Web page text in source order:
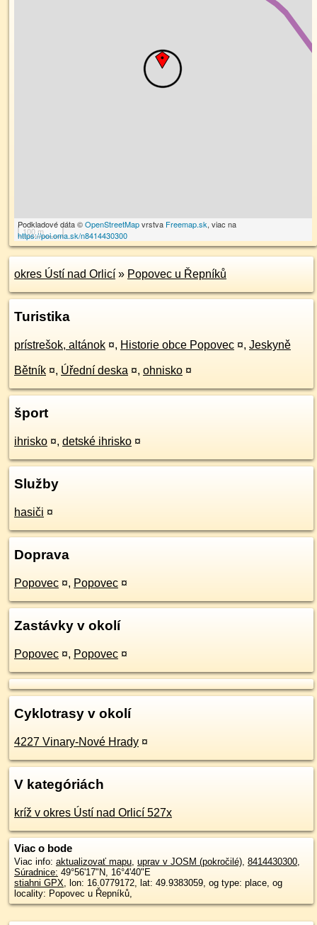
100 m
Podkladové dáta ©OpenStreetMapvrstva Freemap.sk, viac na
https://poi.oma.sk/n8414430300
okres Ústí nad Orlicí » Popovec u Řepníků
Turistika
prístrešok, altánok ¤, Historie obce Popovec ¤, Jeskyně
Bětník ¤, Úřední deska ¤, ohnisko ¤
šport
ihrisko ¤, detské ihrisko ¤
Služby
hasiči ¤
Doprava
Popovec ¤, Popovec ¤
Zastávky v okolí
Popovec ¤, Popovec ¤
Cyklotrasy v okolí
4227 Vinary-Nové Hrady ¤
V kategóriách
kríž v okres Ústí nad Orlicí 527x
Viac o bode
Viac info: aktualizovať mapu, uprav v JOSM (pokročilé), 8414430300,
Súradnice: 49°56'17"N, 16°4'40"E
stiahni GPX, lon: 16.0779172, lat: 49.9383059, og type: place, og
locality: Popovec u Řepníků,